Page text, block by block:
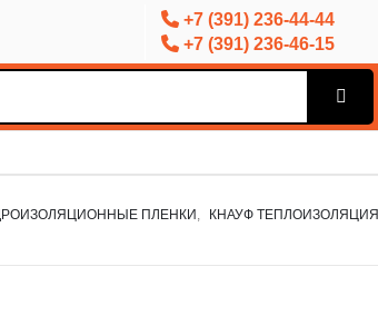
+7 (391) 236-44-44
+7 (391) 236-46-15
ПЛЕНКИ ,
КНАУФ ТЕПЛОИЗОЛЯЦИЯ